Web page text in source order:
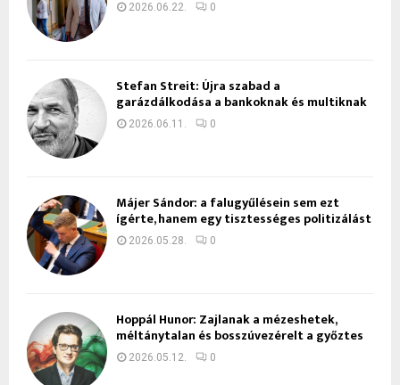
2026.06.22. 0
Stefan Streit: Újra szabad a
garázdálkodása a bankoknak és multiknak
2026.06.11. 0
Májer Sándor: a falugyűlésein sem ezt
ígérte, hanem egy tisztességes politizálást
2026.05.28. 0
Hoppál Hunor: Zajlanak a mézeshetek,
méltánytalan és bosszúvezérelt a győztes
2026.05.12. 0